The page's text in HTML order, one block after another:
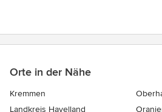
Orte in der Nähe
Kremmen
Landkreis Havelland